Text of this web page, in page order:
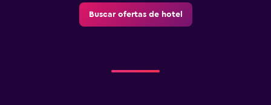
Buscar ofertas de hotel